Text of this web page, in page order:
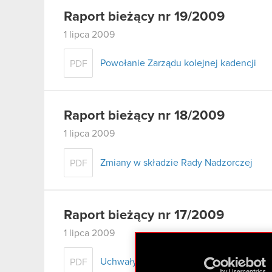
Raport bieżący nr 19/2009
1 lipca 2009
PDF Powołanie Zarządu kolejnej kadencji
Raport bieżący nr 18/2009
1 lipca 2009
PDF Zmiany w składzie Rady Nadzorczej
Raport bieżący nr 17/2009
1 lipca 2009
PDF Uchwały powzięte na Zwyczajnym